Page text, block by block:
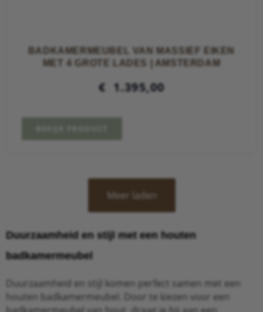
BADKAMERMEUBEL VAN MASSIEF EIKEN
MET 4 GROTE LADES | AMSTERDAM
€ 1.395,00
Meer laden
Duurzaamheid en stijl met een houten
badkamermeubel
Duurzaamheid en stijl komen perfect samen met een
houten badkamermeubel. Door te kiezen voor een